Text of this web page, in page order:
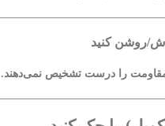
را درست تشخیص نمی‌دهند.